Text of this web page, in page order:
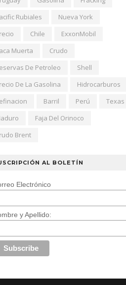
Rubiales
Nueva York
Chile
ExxonMobil
Muerta
Crudo
De Petroleo
Shell
De La Gasolina
Hidrocarburos
Barril Perú
Texas
Faja Del Orinoco
Brent
AL BOLETÍN
Electrónico
y Apellido: